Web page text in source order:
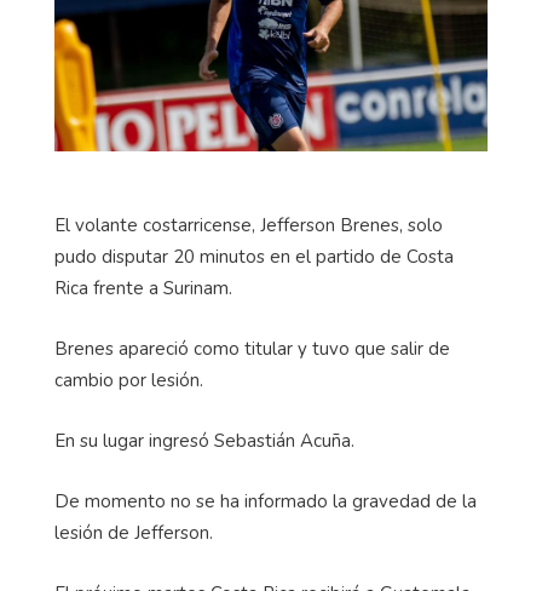
El volante costarricense, Jefferson Brenes, solo
pudo disputar 20 minutos en el partido de Costa
Rica frente a Surinam.
Brenes apareció como titular y tuvo que salir de
cambio por lesión.
En su lugar ingresó Sebastián Acuña.
De momento no se ha informado la gravedad de la
lesión de Jefferson.